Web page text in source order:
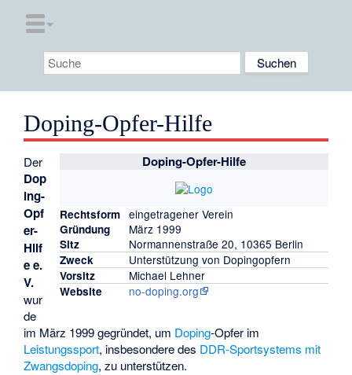
Doping-Opfer-Hilfe
Doping-Opfer-Hilfe
Rechtsform eingetragener Verein
Gründung März 1999
Sitz Normannenstraße 20, 10365 Berlin
Zweck Unterstützung von Dopingopfern
Vorsitz Michael Lehner
Website no-doping.org
Der
Dop
ing-
Opf
er-
Hilf
e e.
V.
wur
de
im März 1999 gegründet, um Doping-Opfer im
Leistungssport, insbesondere des DDR-Sportsystems mit
Zwangsdoping, zu unterstützen.